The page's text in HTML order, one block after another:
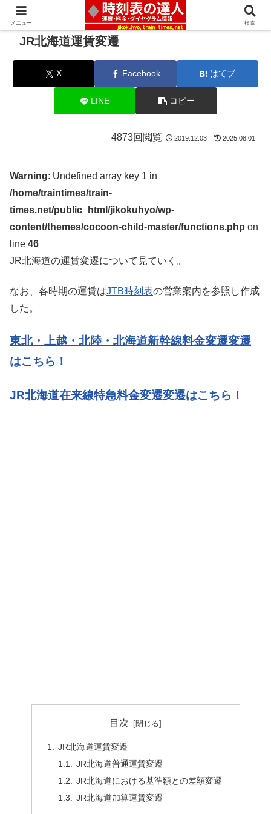
JR北海道運賃変遷
X Facebook はてブ
LINE コピー
4873回閲覧 2019.12.03 2025.08.01
Warning: Undefined array key 1 in
/home/traintimes/train-
times.net/public_html/jikokuhyo/wp-
content/themes/cocoon-child-master/functions.php on
line 46
JR北海道の運賃変遷について見ていく。
なお、各時期の運賃はJTB時刻表の営業案内を参照し作成
した。
東北・上越・北陸・北海道新幹線料金変遷変遷
はこちら！
JR北海道在来線特急料金変遷変遷はこちら！
目次
JR北海道運賃変遷
JR北海道普通運賃変遷
JR北海道における基準額との差額変遷
JR北海道加算運賃変遷
メニュー 検索